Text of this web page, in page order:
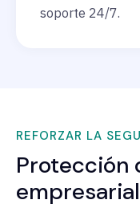
soporte 24/7.
REFORZAR LA
Protección